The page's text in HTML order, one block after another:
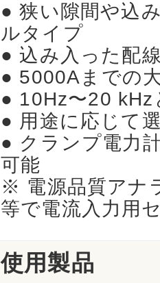
● 狭い隙間や込
ルタイプ
● 込み入った配
● 5000Aまでの
● 10Hz〜20 kHz
● 用途に応じて
● クランプ電力
可能
※ 電源品質アナ
等で電流入力用
使用製品